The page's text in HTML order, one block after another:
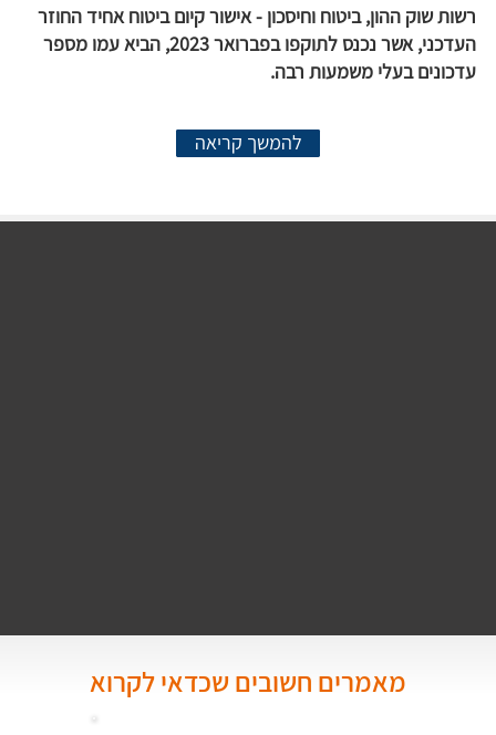
מאמרים חשובים שכדאי לקרוא
רשות שוק ההון, ביטוח וחיסכון - אישור קיום ביטוח אחיד החוזר
העדכני, אשר נכנס לתוקפו בפברואר 2023, הביא עמו מספר
עדכונים בעלי משמעות רבה.
להמשך קריאה